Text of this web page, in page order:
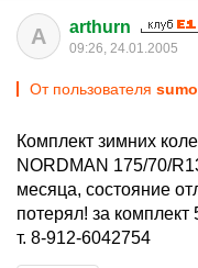
A arthurn
09:26, 24.01.2005
От пользователя sumo
Комплект зимних
NORDMAN 175/70/
месяца, состояние
потерял! за комплект
т. 8-912-6042754